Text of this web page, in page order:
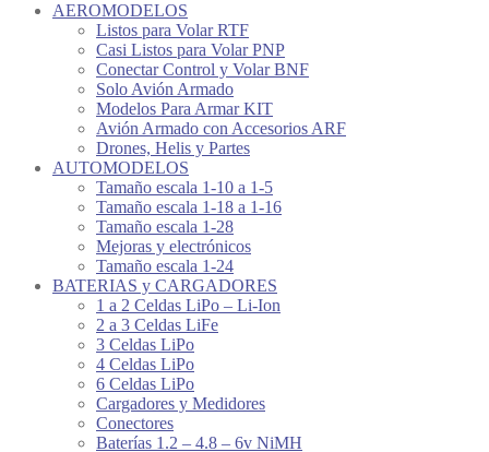
AEROMODELOS
Listos para Volar RTF
Casi Listos para Volar PNP
Conectar Control y Volar BNF
Solo Avión Armado
Modelos Para Armar KIT
Avión Armado con Accesorios ARF
Drones, Helis y Partes
AUTOMODELOS
Tamaño escala 1-10 a 1-5
Tamaño escala 1-18 a 1-16
Tamaño escala 1-28
Mejoras y electrónicos
Tamaño escala 1-24
BATERIAS y CARGADORES
1 a 2 Celdas LiPo – Li-Ion
2 a 3 Celdas LiFe
3 Celdas LiPo
4 Celdas LiPo
6 Celdas LiPo
Cargadores y Medidores
Conectores
Baterías 1.2 – 4.8 – 6v NiMH